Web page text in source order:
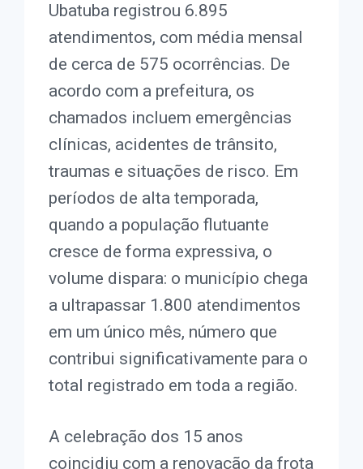
Ubatuba registrou 6.895
atendimentos, com média mensal
de cerca de 575 ocorrências. De
acordo com a prefeitura, os
chamados incluem emergências
clínicas, acidentes de trânsito,
traumas e situações de risco. Em
períodos de alta temporada,
quando a população flutuante
cresce de forma expressiva, o
volume dispara: o município chega
a ultrapassar 1.800 atendimentos
em um único mês, número que
contribui significativamente para o
total registrado em toda a região.
A celebração dos 15 anos
coincidiu com a renovação da frota